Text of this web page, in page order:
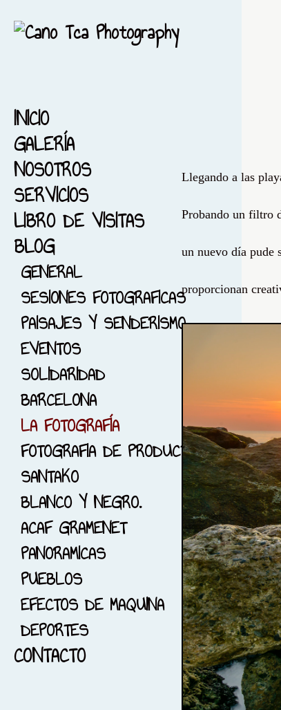
INICIO
GALERÍA
1-ACUARELA-BARCELONA
2-EL MAR...ACUARELA
3-ACUARELA FIESTA MAYOR
4-FONDO NEGRO
5-ACUARELIZANDO MI
CIUDAD
6-PHOTO RUNNING
7-GUIMERA, LLEIDA
8-SOLO ROJO...
9-JARDINES
10-DIMONIS Y BRUIXES
11-CIUDAD DE LAS
CIENCIAS
12-EL PARK GUELL
13-EL BOSC DE LES
CREUS
14-FOTOGRAFÍA DE EPOCA
15-SESIÓNES CON
MODELOS
16-PAISAJE
17-FOTOGRAFÍA PANORAMICA
18-FOTOGRAFÏA NOCTURNA
NOSOTROS
SERVICIOS
LIBRO DE VISITAS
BLOG
GENERAL
SESIONES FOTOGRAFICAS
PAISAJES Y SENDERISMO
EVENTOS
SOLIDARIDAD
BARCELONA
LA FOTOGRAFÍA
FOTOGRAFIA DE PRODUCTO
SANTAKO
BLANCO Y NEGRO.
ACAF GRAMENET
PANORAMICAS
PUEBLOS
EFECTOS DE MAQUINA
DEPORTES
CONTACTO
Llegando a las
Probando un filtro
un nuevo día pude
proporcionan